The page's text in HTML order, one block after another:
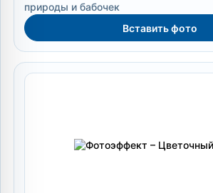
природы и бабочек
Вставить фото